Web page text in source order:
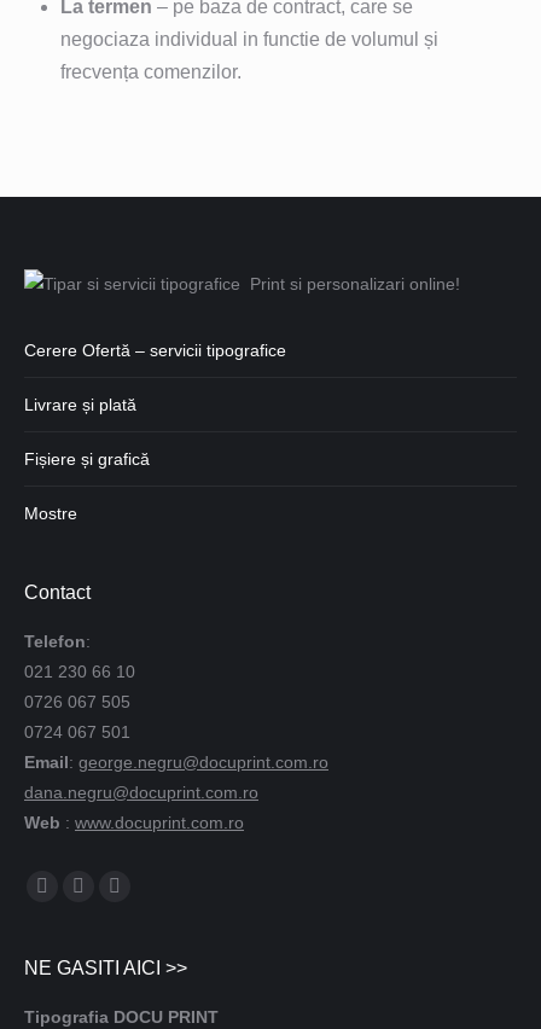
La termen – pe baza de contract, care se
negociaza individual in functie de volumul și
frecvența comenzilor.
Cerere Ofertă – servicii tipografice
Livrare și plată
Fișiere și grafică
Mostre
Contact
Telefon:
021 230 66 10
0726 067 505
0724 067 501
Email: george.negru@docuprint.com.ro
dana.negru@docuprint.com.ro
Web : www.docuprint.com.ro
Find us on:
NE GASITI AICI >>
Tipografia DOCU PRINT